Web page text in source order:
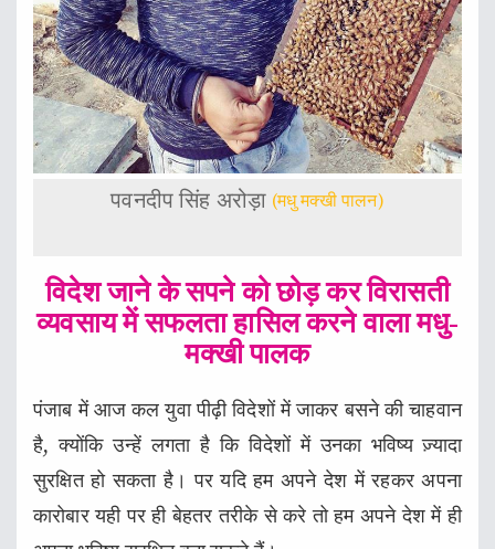
पवनदीप सिंह अरोड़ा (मधु मक्खी पालन)
विदेश जाने के सपने को छोड़ कर विरासती
व्यवसाय में सफलता हासिल करने वाला मधु-
मक्खी पालक
पंजाब में आज कल युवा पीढ़ी विदेशों में जाकर बसने की चाहवान
है, क्योंकि उन्हें लगता है कि विदेशों में उनका भविष्य ज़्यादा
सुरक्षित हो सकता है। पर यदि हम अपने देश में रहकर अपना
कारोबार यही पर ही बेहतर तरीके से करे तो हम अपने देश में ही